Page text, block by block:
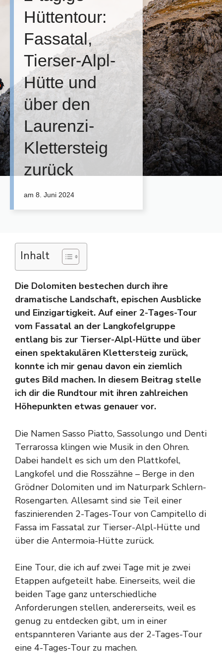
Hüttentour:
Fassatal,
Tierser-Alpl-
Hütte und
über den
Laurenzi-
Klettersteig
zurück
am 8. Juni 2024
Inhalt
Die Dolomiten bestechen durch ihre
dramatische Landschaft, epischen Ausblicke
und Einzigartigkeit. Auf einer 2-Tages-Tour
vom Fassatal an der Langkofelgruppe
entlang bis zur Tierser-Alpl-Hütte und über
einen spektakulären Klettersteig zurück,
konnte ich mir genau davon ein ziemlich
gutes Bild machen. In diesem Beitrag stelle
ich dir die Rundtour mit ihren zahlreichen
Höhepunkten etwas genauer vor.
Die Namen Sasso Piatto, Sassolungo und Denti
Terrarossa klingen wie Musik in den Ohren.
Dabei handelt es sich um den Plattkofel,
Langkofel und die Rosszähne – Berge in den
Grödner Dolomiten und im Naturpark Schlern-
Rosengarten. Allesamt sind sie Teil einer
faszinierenden 2-Tages-Tour von Campitello di
Fassa im Fassatal zur Tierser-Alpl-Hütte und
über die Antermoia-Hütte zurück.
Eine Tour, die ich auf zwei Tage mit je zwei
Etappen aufgeteilt habe. Einerseits, weil die
beiden Tage ganz unterschiedliche
Anforderungen stellen, andererseits, weil es
genug zu entdecken gibt, um in einer
entspannteren Variante aus der 2-Tages-Tour
eine 4-Tages-Tour zu machen.